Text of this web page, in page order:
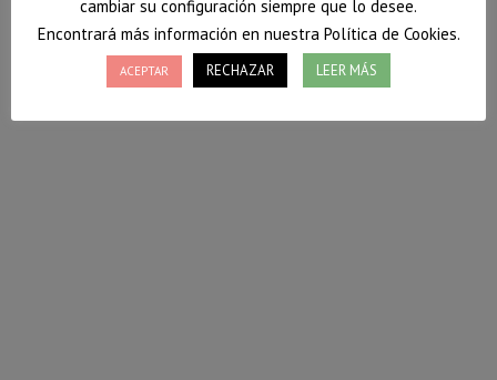
cambiar su configuración siempre que lo desee.
Encontrará más información en nuestra Política de Cookies.
ACEPTAR RECHAZAR LEER MÁS